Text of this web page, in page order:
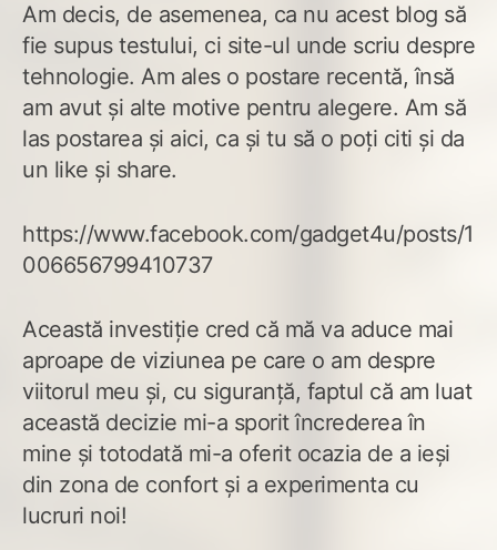
Am decis, de asemenea, ca nu acest blog să
fie supus testului, ci site-ul unde scriu despre
tehnologie. Am ales o postare recentă, însă
am avut și alte motive pentru alegere. Am să
las postarea și aici, ca și tu să o poți citi și da
un like și share.
https://www.facebook.com/gadget4u/posts/1
006656799410737
Această investiție cred că mă va aduce mai
aproape de viziunea pe care o am despre
viitorul meu și, cu siguranță, faptul că am luat
această decizie mi-a sporit încrederea în
mine și totodată mi-a oferit ocazia de a ieși
din zona de confort și a experimenta cu
lucruri noi!